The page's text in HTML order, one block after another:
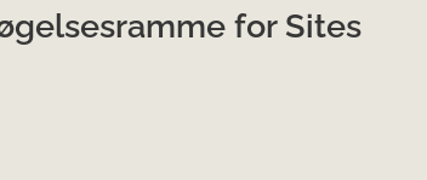
for Sites